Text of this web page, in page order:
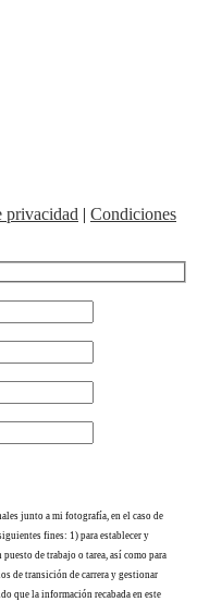
privacidad | Condiciones
junto a mi fotografía, en el caso de
fines: 1) para establecer y
de trabajo o tarea, así como para
de transición de carrera y gestionar
que la información recabada en este